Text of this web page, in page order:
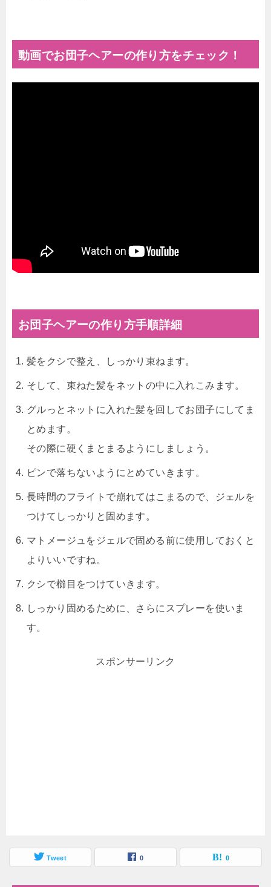
動画でお団子ヘアーの作り方をチェック！
お団子ヘアーの作り方手順詳細
髪をクシで整え、しっかり束ねます。
そして、束ねた髪をネットの中に入れこみます。
グルっとネットに入れた髪を回してお団子にしてま
とめます。
その際に硬くまとまるようにしましょう。
ピンで落ちないようにとめていきます。
長時間のフライトで崩れてはこまるので、ジェルを
つけてしっかりと固めます。
マトメージュをジェルで固める前に使用しておくと
よりいいですね。
クシで櫛目をつけていきます。
しっかり固めるために、さらにスプレーを使いま
す。
スポンサーリンク
Tweet 0 0